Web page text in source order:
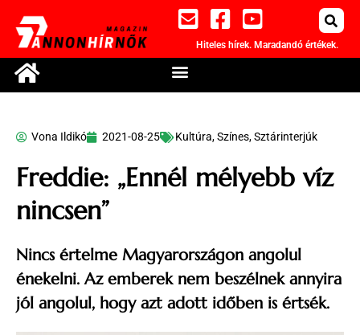
Hiteles hírek. Maradandó értékek.
Vona Ildikó 2021-08-25 Kultúra,Színes,Sztárinterjúk
Freddie: „Ennél mélyebb víz
nincsen”
Nincs értelme Magyarországon angolul
énekelni. Az emberek nem beszélnek annyira
jól angolul, hogy azt adott időben is értsék.